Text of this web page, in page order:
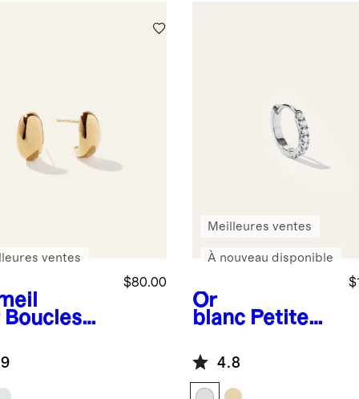
Boucles
Globe
$80.00
ventes
Or
blanc Petite
d'oreille
créole en or 14
carats avec
Meilleures ventes
À nouveau disponible
4.8